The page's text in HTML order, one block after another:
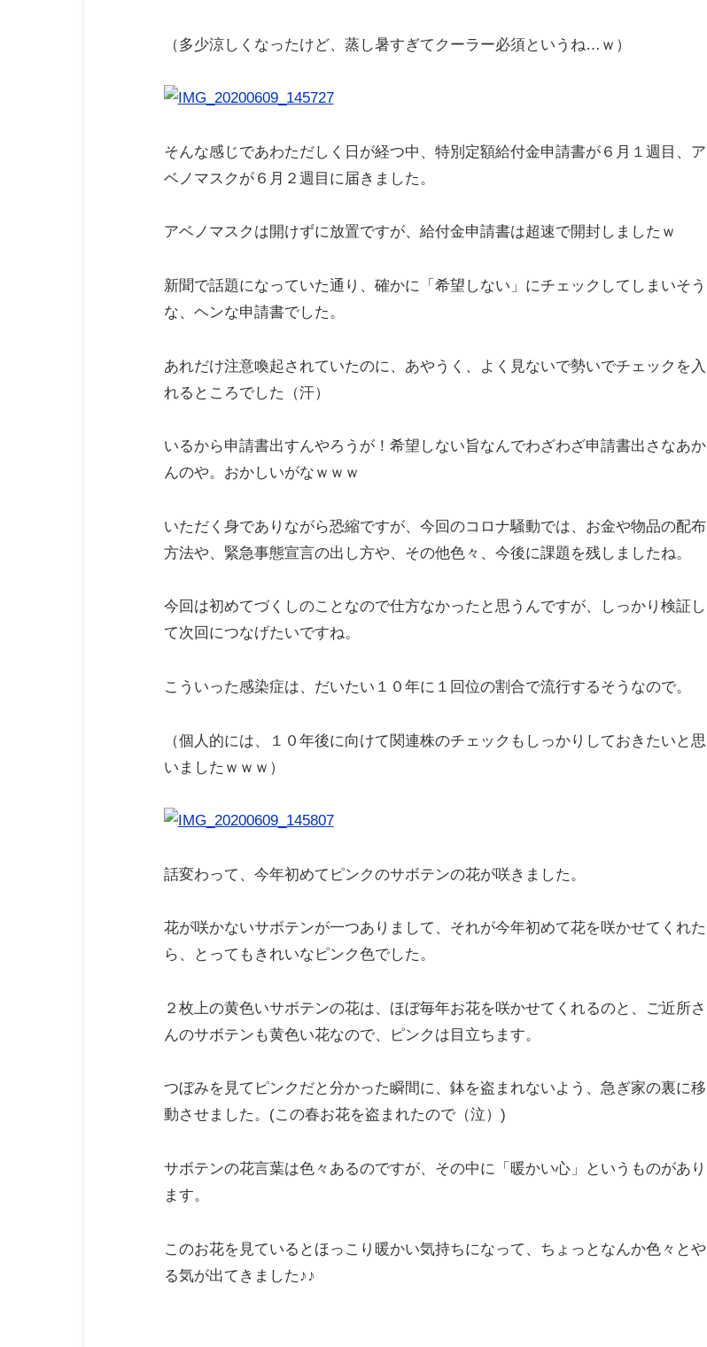
（多少涼しくなったけど、蒸し暑すぎてクーラー必須というね…ｗ）
そんな感じであわただしく日が経つ中、特別定額給付金申請書が６月１週目、ア
ベノマスクが６月２週目に届きました。
アベノマスクは開けずに放置ですが、給付金申請書は超速で開封しましたｗ
新聞で話題になっていた通り、確かに「希望しない」にチェックしてしまいそう
な、ヘンな申請書でした。
あれだけ注意喚起されていたのに、あやうく、よく見ないで勢いでチェックを入
れるところでした（汗）
いるから申請書出すんやろうが！希望しない旨なんでわざわざ申請書出さなあか
んのや。おかしいがなｗｗｗ
いただく身でありながら恐縮ですが、今回のコロナ騒動では、お金や物品の配布
方法や、緊急事態宣言の出し方や、その他色々、今後に課題を残しましたね。
今回は初めてづくしのことなので仕方なかったと思うんですが、しっかり検証し
て次回につなげたいですね。
こういった感染症は、だいたい１０年に１回位の割合で流行するそうなので。
（個人的には、１０年後に向けて関連株のチェックもしっかりしておきたいと思
いましたｗｗｗ）
話変わって、今年初めてピンクのサボテンの花が咲きました。
花が咲かないサボテンが一つありまして、それが今年初めて花を咲かせてくれた
ら、とってもきれいなピンク色でした。
２枚上の黄色いサボテンの花は、ほぼ毎年お花を咲かせてくれるのと、ご近所さ
んのサボテンも黄色い花なので、ピンクは目立ちます。
つぼみを見てピンクだと分かった瞬間に、鉢を盗まれないよう、急ぎ家の裏に移
動させました。(この春お花を盗まれたので（泣）)
サボテンの花言葉は色々あるのですが、その中に「暖かい心」というものがあり
ます。
このお花を見ているとほっこり暖かい気持ちになって、ちょっとなんか色々とや
る気が出てきました♪♪